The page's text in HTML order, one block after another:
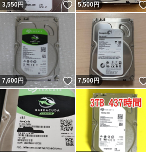
3,550円 いいね！
5,500円
7,600円 いいね！
7,500円